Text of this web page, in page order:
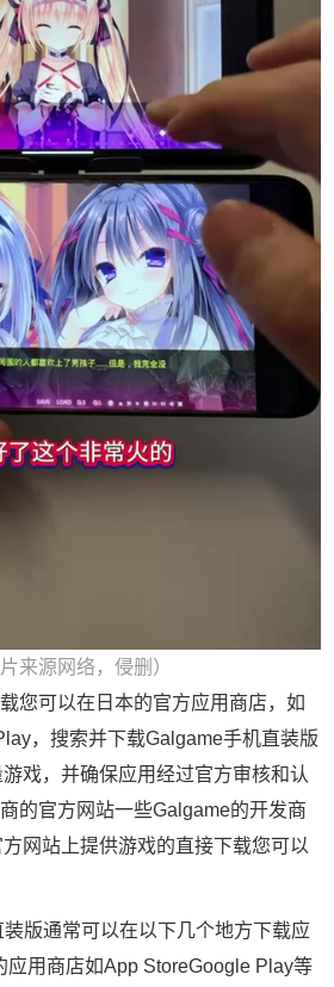
片来源网络，侵删）
您可以在日本的官方应用商店，如
，搜索并下载Galgame手机直装版
戏，并确保应用经过官方审核和认
的官方网站一些Galgame的开发商
网站上提供游戏的直接下载您可以
版通常可以在以下几个地方下载应
应用商店如App StoreGoogle Play等